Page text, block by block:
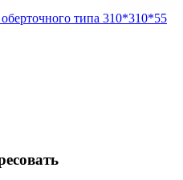
типа 310*310*55